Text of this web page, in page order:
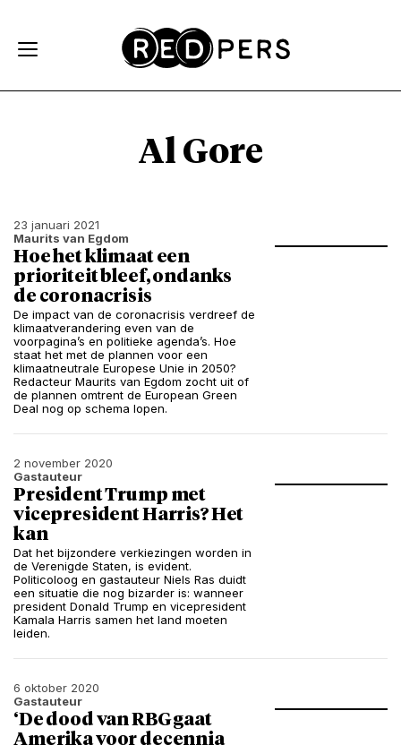
Al Gore
23 januari 2021
Maurits van Egdom
Hoe het klimaat een
prioriteit bleef, ondanks
de coronacrisis
De impact van de coronacrisis verdreef de
klimaatverandering even van de
voorpagina’s en politieke agenda’s. Hoe
staat het met de plannen voor een
klimaatneutrale Europese Unie in 2050?
Redacteur Maurits van Egdom zocht uit of
de plannen omtrent de European Green
Deal nog op schema lopen.
2 november 2020
Gastauteur
President Trump met
vicepresident Harris? Het
kan
Dat het bijzondere verkiezingen worden in
de Verenigde Staten, is evident.
Politicoloog en gastauteur Niels Ras duidt
een situatie die nog bizarder is: wanneer
president Donald Trump en vicepresident
Kamala Harris samen het land moeten
leiden.
6 oktober 2020
Gastauteur
‘De dood van RBG gaat
Amerika voor decennia